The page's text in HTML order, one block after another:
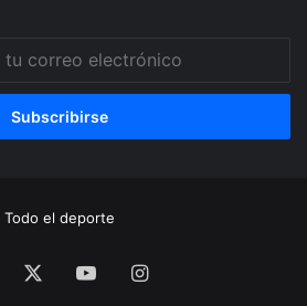
Todo el deporte
Facebook YouTubeInstagram